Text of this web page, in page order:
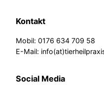
Kontakt
Mobil: 0176 634 709 58
E-Mail:
Social Media